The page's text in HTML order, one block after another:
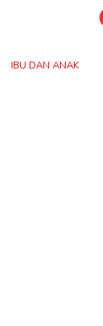
IBU DAN ANAK